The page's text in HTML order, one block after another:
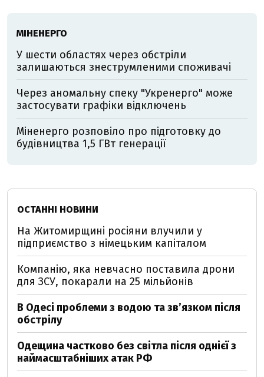
МІНЕНЕРГО
У шести областях через обстріли
залишаються знеструмленими споживачі
Через аномальну спеку "Укренерго" може
застосувати графіки відключень
Міненерго розповіло про підготовку до
будівництва 1,5 ГВт генерації
ОСТАННІ НОВИНИ
На Житомирщині росіяни влучили у
підприємство з німецьким капіталом
Компанію, яка невчасно поставила дрони
для ЗСУ, покарали на 25 мільйонів
В Одесі проблеми з водою та звʼязком після
обстрілу
Одещина частково без світла після однієї з
наймасштабніших атак РФ